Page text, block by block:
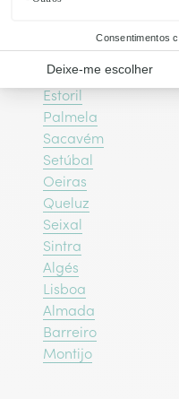
Alenquer
Amadora
Cascais
Estoril
Palmela
Sacavém
Setúbal
Oeiras
Queluz
Seixal
Sintra
Algés
Lisboa
Almada
Barreiro
Montijo